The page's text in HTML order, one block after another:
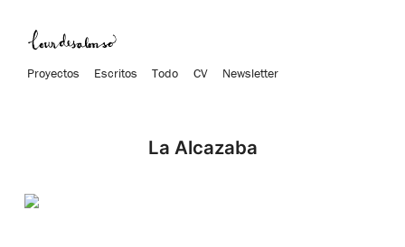
Proyectos Escritos Todo CV Newsletter
La Alcazaba